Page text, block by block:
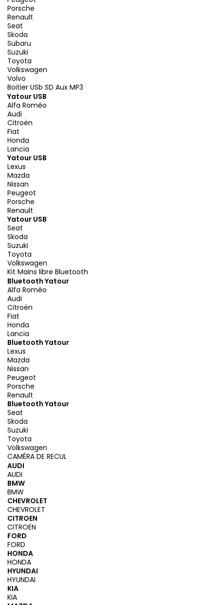
Porsche
Renault
Seat
Skoda
Subaru
Suzuki
Toyota
Volkswagen
Volvo
Boitier USb SD Aux MP3
Yatour USB
Alfa Roméo
Audi
Citroën
Fiat
Honda
Lancia
Yatour USB
Lexus
Mazda
Nissan
Peugeot
Porsche
Renault
Yatour USB
Seat
Skoda
Suzuki
Toyota
Volkswagen
Kit Mains libre Bluetooth
Bluetooth Yatour
Alfa Roméo
Audi
Citroën
Fiat
Honda
Lancia
Bluetooth Yatour
Lexus
Mazda
Nissan
Peugeot
Porsche
Renault
Bluetooth Yatour
Seat
Skoda
Suzuki
Toyota
Volkswagen
CAMÉRA DE RECUL
AUDI
AUDI
BMW
BMW
CHEVROLET
CHEVROLET
CITROEN
CITROEN
FORD
FORD
HONDA
HONDA
HYUNDAI
HYUNDAI
KIA
KIA